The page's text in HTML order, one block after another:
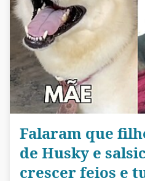
Falaram que
de Husky e
crescer feios e